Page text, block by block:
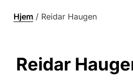
Hjem / Reidar Haugen
Reidar